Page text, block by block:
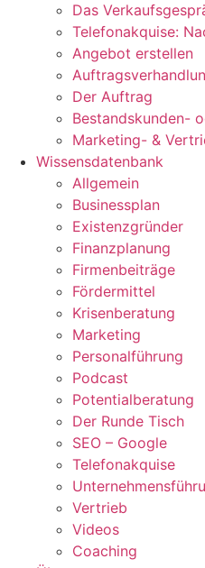
Das
Telefonakquise:
Angebot erstellen
Der Auftrag
Bestandskunden-
Marketing- &
Wissensdatenbank
Allgemein
Businessplan
Existenzgründer
Finanzplanung
Firmenbeiträge
Fördermittel
Krisenberatung
Marketing
Personalführung
Podcast
Potentialberatung
Der Runde Tisch
SEO – Google
Telefonakquise
Vertrieb
Videos
Coaching